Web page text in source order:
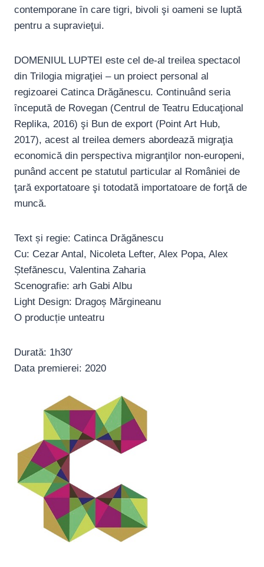
contemporane ȋn care tigri, bivoli şi oameni se luptă
pentru a supravieţui.
DOMENIUL LUPTEI este cel de-al treilea spectacol
din Trilogia migraţiei – un proiect personal al
regizoarei Catinca Drăgănescu. Continuând seria
ȋncepută de Rovegan (Centrul de Teatru Educaţional
Replika, 2016) şi Bun de export (Point Art Hub,
2017), acest al treilea demers abordează migraţia
economică din perspectiva migranţilor non-europeni,
punând accent pe statutul particular al României de
ţară exportatoare şi totodată importatoare de forţă de
muncă.
Text și regie: Catinca Drăgănescu
Cu: Cezar Antal, Nicoleta Lefter, Alex Popa, Alex
Ștefănescu, Valentina Zaharia
Scenografie: arh Gabi Albu
Light Design: Dragoș Mărgineanu
O producție unteatru
Durată: 1h30′
Data premierei: 2020